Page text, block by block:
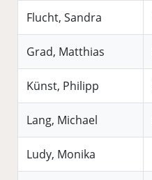
Flucht, Sandra
Grad, Matthias
Künst, Philipp
Lang, Michael
Ludy, Monika